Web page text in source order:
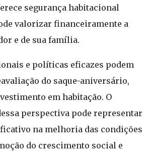
segurança habitacional
valorizar financeiramente a
e de sua família.
e políticas eficazes podem
do saque-aniversário,
em habitação. O
perspectiva pode representar
na melhoria das condições
do crescimento social e